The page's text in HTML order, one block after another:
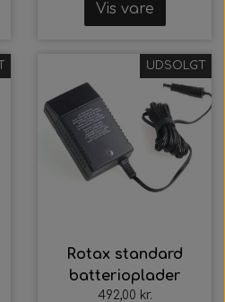
Vis vare
UDSOLGT
Rotax standard
batterioplader
492,00 kr.